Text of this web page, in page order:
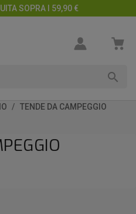
SOPRA I 59,90 €

TENDE DA CAMPEGGIO